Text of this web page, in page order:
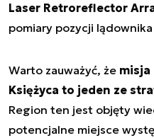
Laser Retroreflector
pomiary pozycji
Warto zauważyć, że misja
Księżyca to jeden ze
Region ten jest objęty
potencjalne miejsce